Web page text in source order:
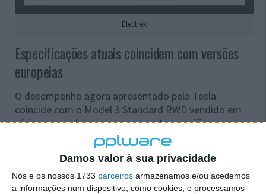
Damos valor à sua privacidade
Nós e os nossos 1733 parceiros armazenamos e/ou acedemos
a informações num dispositivo, como cookies, e processamos
Electrek
Especificações atuais coincidem com versões
europeias
O desempenho agora apresentado pela Tesla
coincide com o Model 3 Standard RWD vendido em
vários mercados europeus e noutras regiões que
também recebem unidades produzidas em Xangai.
Isso sugere que os primeiros números divulgados no
poderão nunca ter correspondido às
capacidades reais do automóvel.